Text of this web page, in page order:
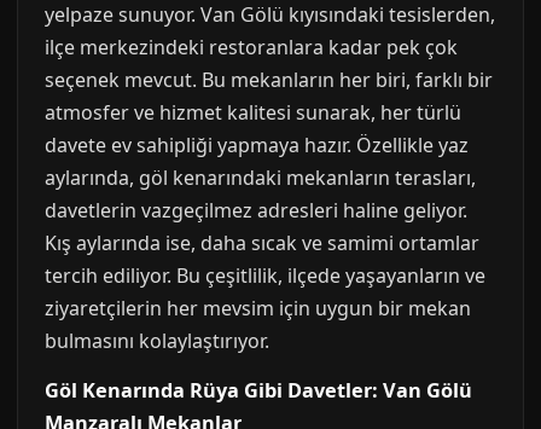
yelpaze sunuyor. Van Gölü kıyısındaki tesislerden,
ilçe merkezindeki restoranlara kadar pek çok
seçenek mevcut. Bu mekanların her biri, farklı bir
atmosfer ve hizmet kalitesi sunarak, her türlü
davete ev sahipliği yapmaya hazır. Özellikle yaz
aylarında, göl kenarındaki mekanların terasları,
davetlerin vazgeçilmez adresleri haline geliyor.
Kış aylarında ise, daha sıcak ve samimi ortamlar
tercih ediliyor. Bu çeşitlilik, ilçede yaşayanların ve
ziyaretçilerin her mevsim için uygun bir mekan
bulmasını kolaylaştırıyor.
Göl Kenarında Rüya Gibi Davetler: Van Gölü
Manzaralı Mekanlar